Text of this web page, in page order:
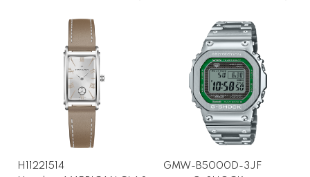
い日常でも手間なく使い続けられます。オン・オフ問わず使える上
品なデザインが多く、働く女性を中心に支持されています。
セイコー ルキア——女性らしいデザインと実用
性を両立
るデザインが魅力です。ソーラー電波モデルも豊富で、日常使いし
H11221514
GMW-B5000D-3JF